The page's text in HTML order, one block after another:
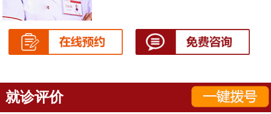
就诊评价